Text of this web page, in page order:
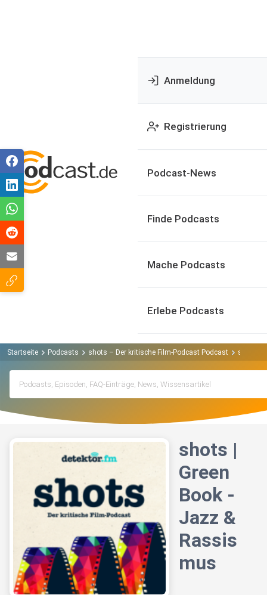
Anmeldung
Registrierung
Podcast-News
Finde Podcasts
Mache Podcasts
Erlebe Podcasts
Startseite Podcasts shots – Der kritische Film-Podcast Podcast shots |
shots |
Green
Book -
Jazz &
Rassis
mus